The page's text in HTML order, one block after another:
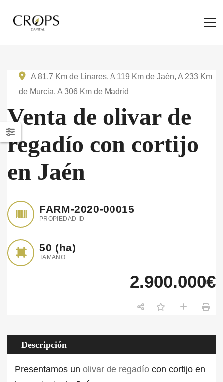
A 81,7 Km de Linares, A 119 Km de Jaén, A 233 Km
de Murcia, A 306 Km de Madrid
Venta de olivar de
regadío con cortijo
en Jaén
FARM-2020-00015
PROPIEDAD ID
50 (ha)
TAMAÑO
2.900.000€
Descripción
Presentamos un olivar de regadío con cortijo en